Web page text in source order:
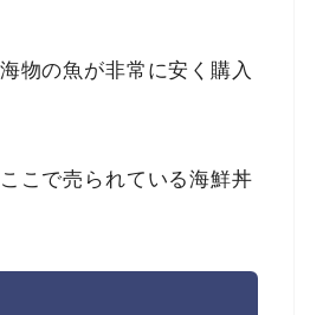
物の魚が非常に安く購入
こで売られている海鮮丼